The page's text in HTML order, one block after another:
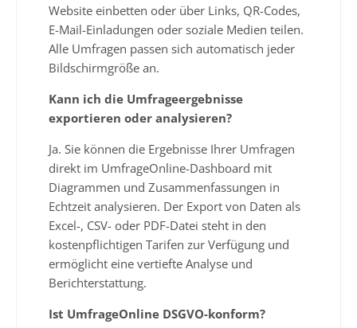
Website einbetten oder über Links, QR-Codes,
E-Mail-Einladungen oder soziale Medien teilen.
Alle Umfragen passen sich automatisch jeder
Bildschirmgröße an.
Kann ich die Umfrageergebnisse
exportieren oder analysieren?
Ja. Sie können die Ergebnisse Ihrer Umfragen
direkt im UmfrageOnline-Dashboard mit
Diagrammen und Zusammenfassungen in
Echtzeit analysieren. Der Export von Daten als
Excel-, CSV- oder PDF-Datei steht in den
kostenpflichtigen Tarifen zur Verfügung und
ermöglicht eine vertiefte Analyse und
Berichterstattung.
Ist UmfrageOnline DSGVO-konform?